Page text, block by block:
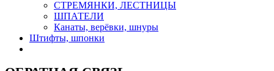
СТРЕМЯНКИ, ЛЕСТНИЦЫ
ШПАТЕЛИ
Канаты, верёвки, шнуры
Штифты, шпонки